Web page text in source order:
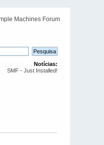
Notícias:
SMF - Just Installed!